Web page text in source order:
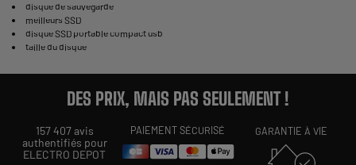
disque de sauvegarde
meilleurs SSD
disque SSD portable compact usb
taille du disque
DES PRIX, MAIS PAS SEULEMENT !
157 407 avis
authentifiés pour
ELECTRO DEPOT
PAIEMENT SÉCURISÉ GARANTIE À VIE